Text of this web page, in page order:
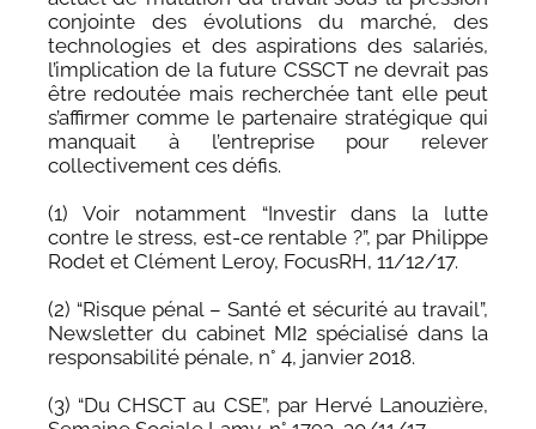
conjointe des évolutions du marché, des
technologies et des aspirations des salariés,
l’implication de la future CSSCT ne devrait pas
être redoutée mais recherchée tant elle peut
s’affirmer comme le partenaire stratégique qui
manquait à l’entreprise pour relever
collectivement ces défis.
(1) Voir notamment “Investir dans la lutte
contre le stress, est-ce rentable ?”, par Philippe
Rodet et Clément Leroy, FocusRH, 11/12/17.
(2) “Risque pénal – Santé et sécurité au travail”,
Newsletter du cabinet MI2 spécialisé dans la
responsabilité pénale, n° 4, janvier 2018.
(3) “Du CHSCT au CSE”, par Hervé Lanouzière,